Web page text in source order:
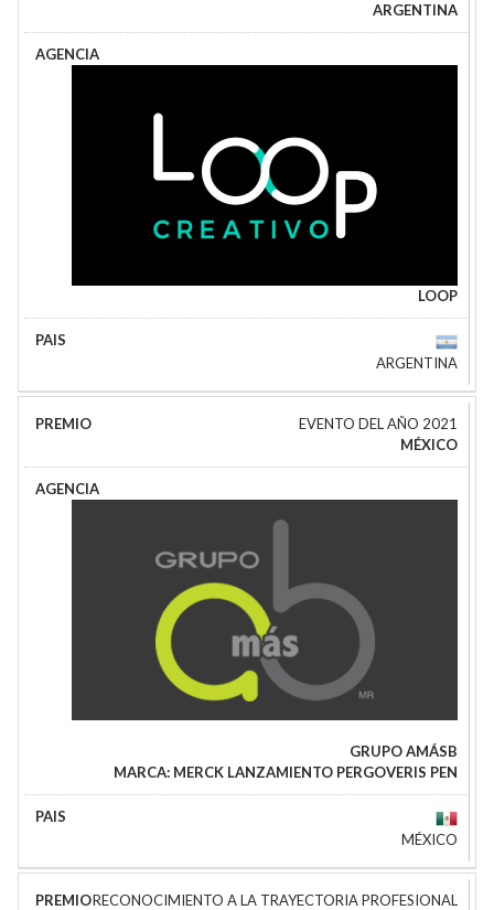
ARGENTINA
LOOP
ARGENTINA
EVENTO DEL AÑO 2021
MÉXICO
GRUPO AMÁSB
MARCA: MERCK LANZAMIENTO PERGOVERIS PEN
MÉXICO
RECONOCIMIENTO A LA TRAYECTORIA PROFESIONAL